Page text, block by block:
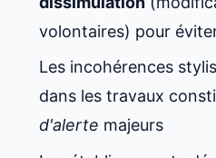
volontaires) pour
Les incohérences
dans les travaux
d'alerte majeurs